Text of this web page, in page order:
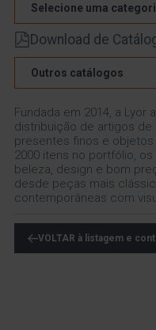
Selecione uma
Download de
Outros catálogos
Fundada em 2014, a Lyor
distribuição de artigos
presentes finos e
2000 itens no portfólio,
beleza, design e bom
desde peças mais
contemporâneas com
VOLTAR à listagem e